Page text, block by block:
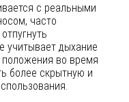
с реальными
часто
учитывает дыхание
положения во время
более скрытную и